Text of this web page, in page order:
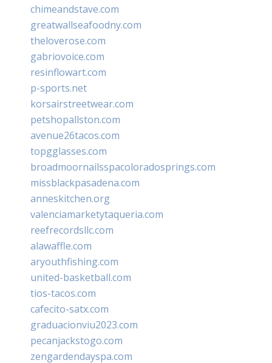
chimeandstave.com
greatwallseafoodny.com
theloverose.com
gabriovoice.com
resinflowart.com
p-sports.net
korsairstreetwear.com
petshopallston.com
avenue26tacos.com
topgglasses.com
broadmoornailsspacoloradosprings.com
missblackpasadena.com
anneskitchen.org
valenciamarketytaqueria.com
reefrecordsllc.com
alawaffle.com
aryouthfishing.com
united-basketball.com
tios-tacos.com
cafecito-satx.com
graduacionviu2023.com
pecanjackstogo.com
zengardendayspa.com